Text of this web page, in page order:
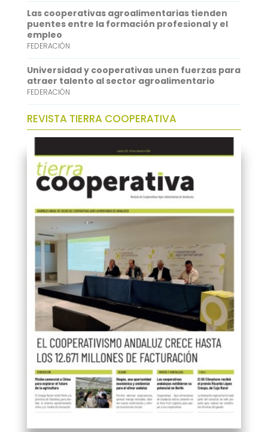
Las cooperativas agroalimentarias tienden
puentes entre la formación profesional y el
empleo
FEDERACIÓN
Universidad y cooperativas unen fuerzas para
atraer talento al sector agroalimentario
FEDERACIÓN
REVISTA TIERRA COOPERATIVA